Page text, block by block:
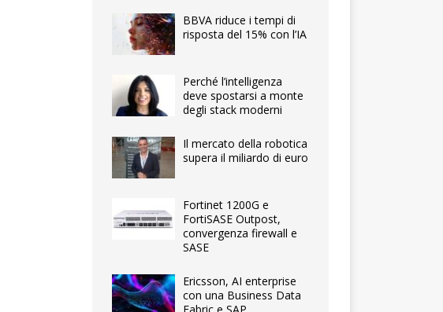
BBVA riduce i tempi di
risposta del 15% con l’IA
Perché l’intelligenza
deve spostarsi a monte
degli stack moderni
Il mercato della robotica
supera il miliardo di euro
Fortinet 1200G e
FortiSASE Outpost,
convergenza firewall e
SASE
Ericsson, AI enterprise
con una Business Data